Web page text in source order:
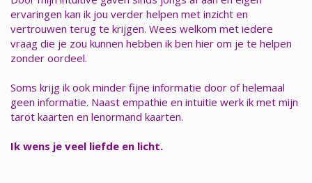
ervaringen kan ik jou verder helpen met inzicht en
vertrouwen terug te krijgen. Wees welkom met iedere
vraag die je zou kunnen hebben ik ben hier om je te helpen
zonder oordeel.
Soms krijg ik ook minder fijne informatie door of helemaal
geen informatie. Naast empathie en intuitie werk ik met mijn
tarot kaarten en lenormand kaarten.
Ik wens je veel liefde en licht.